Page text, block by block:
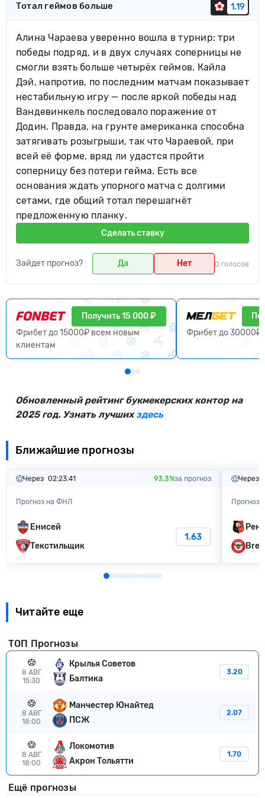
Тотал геймов больше 1.19
Алина Чараева уверенно вошла в турнир: три
победы подряд, и в двух случаях соперницы не
смогли взять больше четырёх геймов. Кайла
Дэй, напротив, по последним матчам показывает
нестабильную игру — после яркой победы над
Вандевинкель последовало поражение от
Додин. Правда, на грунте американка способна
затягивать розыгрыши, так что Чараевой, при
всей её форме, вряд ли удастся пройти
соперницу без потери гейма. Есть все
основания ждать упорного матча с долгими
сетами, где общий тотал перешагнёт
предложенную планку.
Сделать ставку
Зайдет прогноз? Да Нет 0 голосов
Получить 15 000 ₽
Фрибет до 15000₽ всем новым
клиентам
Фрибет до 30000₽
Обновленный рейтинг букмекерских контор на
2025 год. Узнать лучшихздесь
Ближайшие прогнозы
Через 02:23:40 93.3%за прогноз
Прогноз на ФНЛ
Енисей
Текстильщик
1.63
Через
Прогноз
Читайте еще
ТОП Прогнозы
8 АВГ
15:30
Крылья Советов
Балтика
3.20
8 АВГ
18:00
Манчестер Юнайтед
ПСЖ
2.07
8 АВГ
18:00
Локомотив
Акрон Тольятти
1.70
Ещё прогнозы